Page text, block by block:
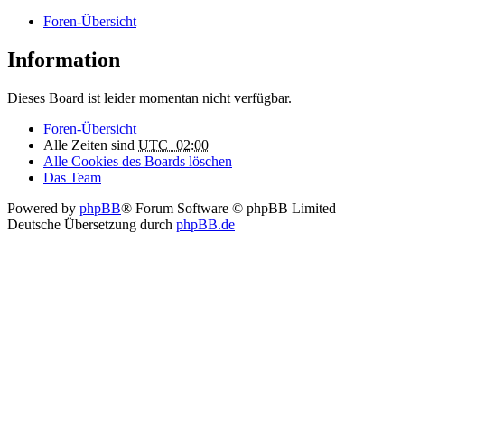
Foren-Übersicht
Information
Dieses Board ist leider momentan nicht verfügbar.
Foren-Übersicht
Alle Zeiten sind UTC+02:00
Alle Cookies des Boards löschen
Das Team
Powered by phpBB® Forum Software © phpBB Limited
Deutsche Übersetzung durch phpBB.de